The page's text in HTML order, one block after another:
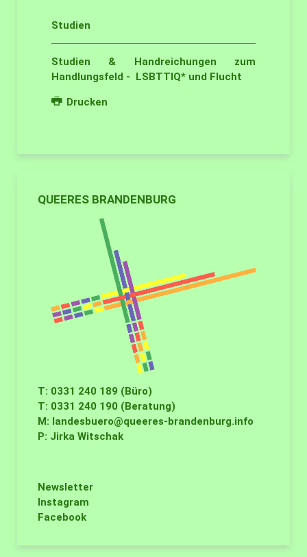
Studien
Studien & Handreichungen zum
Handlungsfeld - LSBTTIQ* und Flucht
Drucken
QUEERES BRANDENBURG
T: 0331 240 189 (Büro)
T: 0331 240 190 (Beratung)
M: landesbuero@queeres-brandenburg.info
P: Jirka Witschak
Newsletter
Instagram
Facebook